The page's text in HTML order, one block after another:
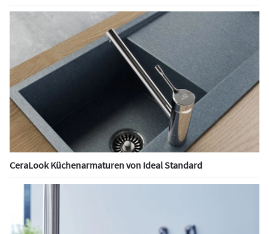
CeraLook Küchenarmaturen von Ideal Standard